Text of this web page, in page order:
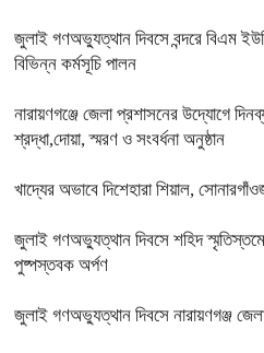
জুলাই গণঅভ্যুত্থান দিবসে বন্দরে বিএম
বিভিন্ন কর্মসূচি পালন
নারায়ণগঞ্জে জেলা প্রশাসনের উদ্যোগে
শ্রদ্ধা,দোয়া, স্মরণ ও সংবর্ধনা অনুষ্ঠান
খাদ্যের অভাবে দিশেহারা শিয়াল,
জুলাই গণঅভ্যুত্থান দিবসে শহিদ
পুষ্পস্তবক অর্পণ
জুলাই গণঅভ্যুত্থান দিবসে নারায়ণগঞ্জ